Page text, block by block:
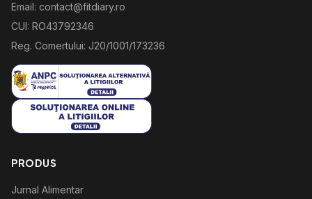
Email: contact@fitdiary.ro
CUI: RO43792346
Reg. Comertului: J20/1001/173236
PRODUS
Jurnal Alimentar